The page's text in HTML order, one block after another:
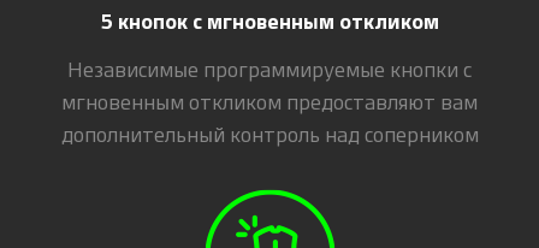
5 кнопок с мгновенным откликом
Независимые программируемые кнопки с
мгновенным откликом предоставляют вам
дополнительный контроль над соперником